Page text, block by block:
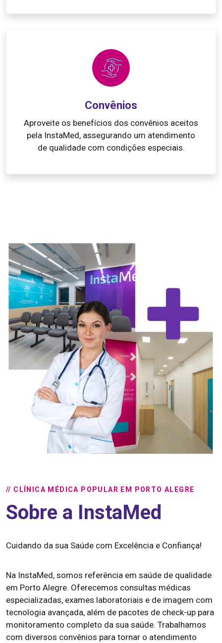
Convênios
Aproveite os benefícios dos convênios aceitos
pela InstaMed, assegurando um atendimento
de qualidade com condições especiais.
// CLÍNICA MÉDICA POPULAR EM PORTO ALEGRE
Sobre a InstaMed
Cuidando da sua Saúde com Excelência e Confiança!
Na InstaMed, somos referência em saúde de qualidade
em Porto Alegre. Oferecemos consultas médicas
especializadas, exames laboratoriais e de imagem com
tecnologia avançada, além de pacotes de check-up para
monitoramento completo da sua saúde. Trabalhamos
com diversos convênios para tornar o atendimento